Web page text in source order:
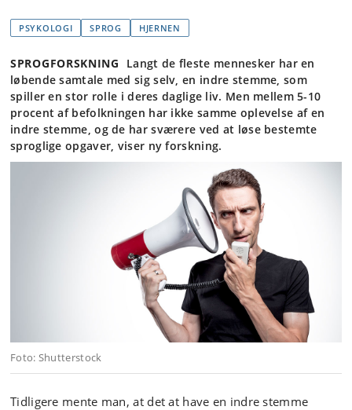
PSYKOLOGI SPROG HJERNEN
SPROGFORSKNING
Langt de fleste mennesker har en
løbende samtale med sig selv, en indre stemme, som
spiller en stor rolle i deres daglige liv. Men mellem 5-10
procent af befolkningen har ikke samme oplevelse af en
indre stemme, og de har sværere ved at løse bestemte
sproglige opgaver, viser ny forskning.
Foto: Shutterstock
Tidligere mente man, at det at have en indre stemme